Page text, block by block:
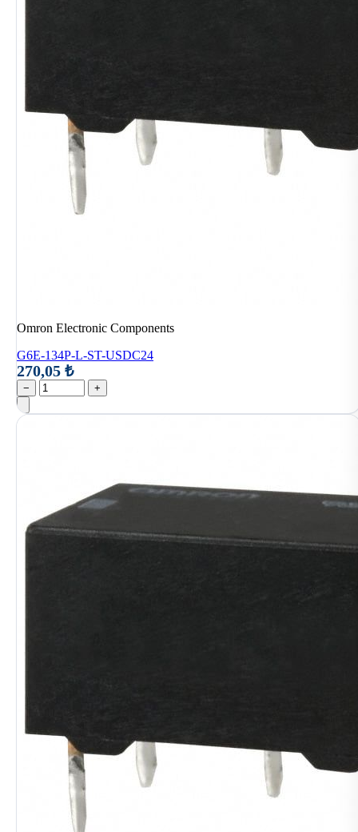
Omron Electronic Components
G6E-134P-L-ST-USDC24
270,05 ₺
− +